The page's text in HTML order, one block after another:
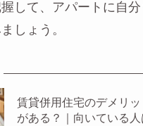
して、アパートに自
しょう。
賃貸併用住宅のデメリ
がある？｜向いている人